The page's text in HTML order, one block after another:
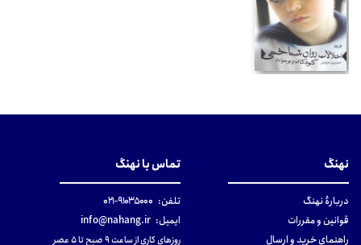
نهنگ
دربارهٔ نهنگ
قوانین و مقررات
راهنمای خرید و ارسال
تماس با نهنگ
تلفن: ۹۱۰۳۵۰۰۰-۰۲۱
ایمیل: info@nahang.ir
روزهای کاری از ساعت ۹ صبح تا ۵ عصر